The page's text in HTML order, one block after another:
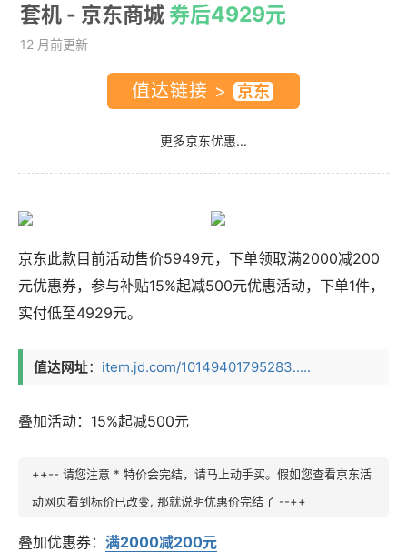
套机 - 京东商城 券后4929元
12 月前更新
值达链接 >
更多京东优惠...
京东此款目前活动售价5949元，下单领取满2000减200
元优惠券，参与补贴15%起减500元优惠活动，下单1件，
实付低至4929元。
值达网址： item.jd.com/10149401795283.....
叠加活动：15%起减500元
++-- 请您注意 * 特价会完结，请马上动手买。假如您查看京东活
动网页看到标价已改变, 那就说明优惠价完结了 --++
叠加优惠券： 满2000减200元